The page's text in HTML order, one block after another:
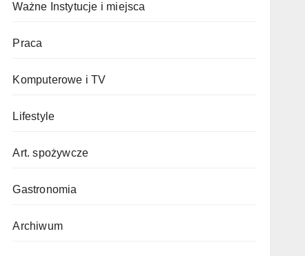
Ważne Instytucje i miejsca
Praca
Komputerowe i TV
Lifestyle
Art. spożywcze
Gastronomia
Archiwum